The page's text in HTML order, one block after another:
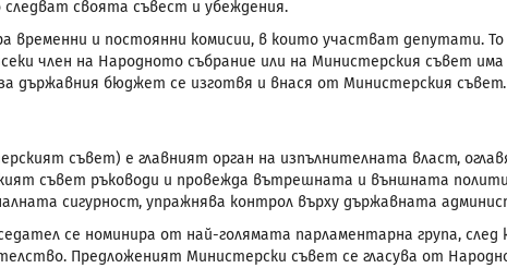
своята съвест и убеждения.
временни и постоянни комисии, в които участват депутати.
член на Народното събрание или на Министерския съвет
държавния бюджет се изготвя и внася от Министерския съвет.
съвет) е главният орган на изпълнителната власт,
съвет ръководи и провежда вътрешната и външната
сигурност, упражнява контрол върху държавната
се номинира от най-голямата парламентарна група,
Предложеният Министерски съвет се гласува от